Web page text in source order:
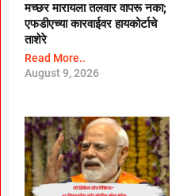
मच्छर मारायला तलवार वापरू नका;
एफडीएच्या कारवाईवर हायकोर्टाचे
ताशेरे
Read More..
August 9, 2026